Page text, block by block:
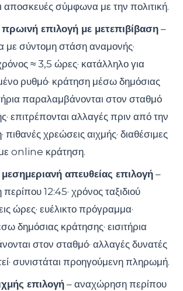
αποσκευές σύμφωνα με την πολιτική.
επιλογή με μετεπιβίβαση –
με σύντομη στάση αναμονής·
≈ 3,5 ώρες· κατάλληλο για
ρυθμό· κράτηση μέσω δημόσιας
παραλαμβάνονται στον σταθμό
επιτρέπονται αλλαγές πριν από την
χρεώσεις αιχμής· διαθέσιμες
online κράτηση.
απευθείας επιλογή –
12:45· χρόνος ταξιδιού
ώρες· ευέλικτο πρόγραμμα·
δημόσιας κράτησης· εισιτήρια
στον σταθμό· αλλαγές δυνατές
συνιστάται προηγούμενη πληρωμή.
επιλογή – αναχώρηση περίπου